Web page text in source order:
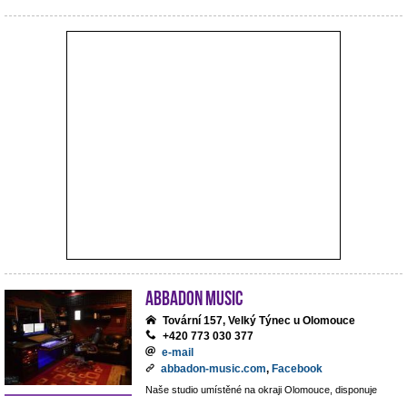
ABBADON Music
Tovární 157, Velký Týnec u Olomouce
+420 773 030 377
e-mail
abbadon-music.com, Facebook
Naše studio umístěné na okraji Olomouce, disponuje